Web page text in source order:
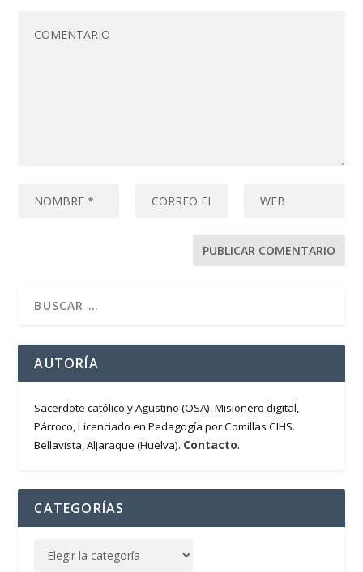
AUTORÍA
Sacerdote católico y Agustino (OSA). Misionero digital,
Párroco, Licenciado en Pedagogía por Comillas CIHS.
Bellavista, Aljaraque (Huelva). Contacto.
CATEGORÍAS